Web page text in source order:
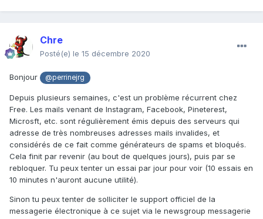
Chre
Posté(e) le 15 décembre 2020
Bonjour @perrinejrg
Depuis plusieurs semaines, c'est un problème récurrent chez
Free. Les mails venant de Instagram, Facebook, Pineterest,
Microsft, etc. sont régulièrement émis depuis des serveurs qui
adresse de très nombreuses adresses mails invalides, et
considérés de ce fait comme générateurs de spams et bloqués.
Cela finit par revenir (au bout de quelques jours), puis par se
rebloquer. Tu peux tenter un essai par jour pour voir (10 essais en
10 minutes n'auront aucune utilité).
Sinon tu peux tenter de solliciter le support officiel de la
messagerie électronique à ce sujet via le newsgroup messagerie